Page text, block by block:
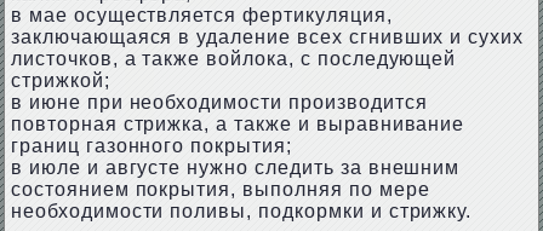
в мае осуществляется фертикуляция,
заключающаяся в удаление всех сгнивших и сухих
листочков, а также войлока, с последующей
стрижкой;
в июне при необходимости производится
повторная стрижка, а также и выравнивание
границ газонного покрытия;
в июле и августе нужно следить за внешним
состоянием покрытия, выполняя по мере
необходимости поливы, подкормки и стрижку.